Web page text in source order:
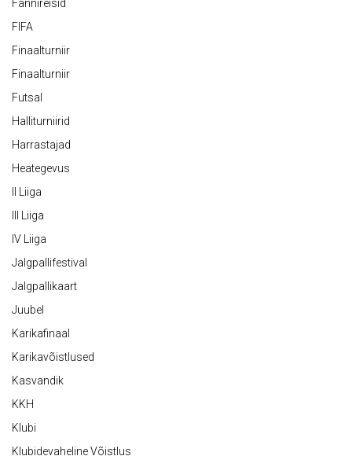
Fännireisid
FIFA
Finaalturniir
Finaalturniir
Futsal
Halliturniirid
Harrastajad
Heategevus
II Liiga
III Liiga
IV Liiga
Jalgpallifestival
Jalgpallikaart
Juubel
Karikafinaal
Karikavõistlused
Kasvandik
KKH
Klubi
Klubidevaheline Võistlus